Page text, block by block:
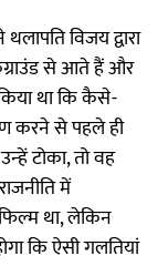
विजय द्वारा
से आते हैं और
था कि कैसे-
करने से पहले ही
टोका, तो वह
में
था, लेकिन
कि ऐसी गलतियां